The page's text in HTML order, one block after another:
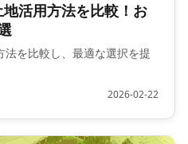
活用方法を比較！お
を比較し、最適な選択を提
2026-02-22